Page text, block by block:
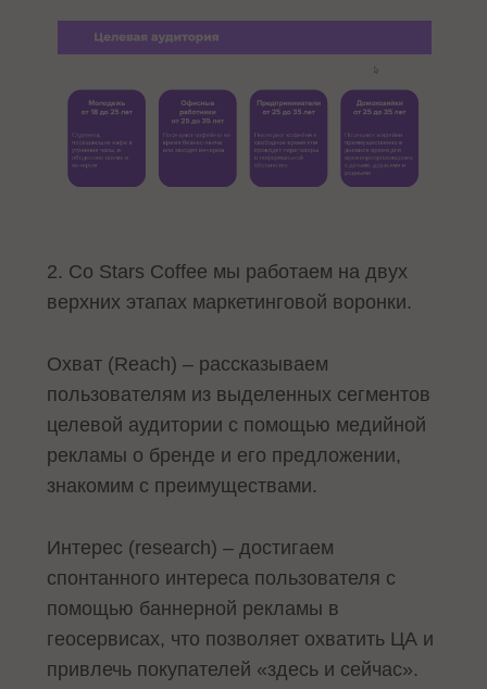
2. Со Stars Coffee мы работаем на двух
верхних этапах маркетинговой воронки.
Охват (Reach) – рассказываем
пользователям из выделенных сегментов
целевой аудитории с помощью медийной
рекламы о бренде и его предложении,
знакомим с преимуществами.
Интерес (research) – достигаем
спонтанного интереса пользователя с
помощью баннерной рекламы в
геосервисах, что позволяет охватить ЦА и
привлечь покупателей «здесь и сейчас».